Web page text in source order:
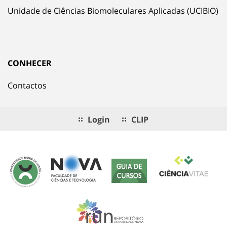
Unidade de Ciências Biomoleculares Aplicadas (UCIBIO)
CONHECER
Contactos
Login CLIP